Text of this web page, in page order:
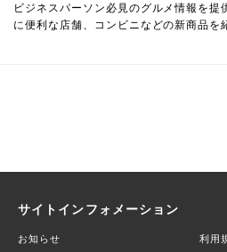
ビジネスパーソン必見のグルメ情報を
に便利な店舗、コンビニなどの新商品を
サイトインフォメーション
お知らせ 利用